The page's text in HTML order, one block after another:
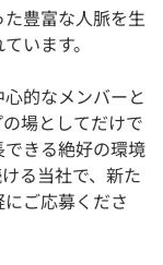
豊富な人脈を生
います。
的なメンバーと
場としてだけで
きる絶好の環境
る当社で、新た
ご応募くださ